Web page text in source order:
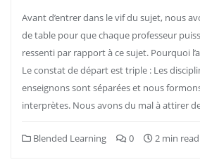
Avant d’entrer dans le vif du sujet, nous
de table pour que chaque professeur
ressenti par rapport à ce sujet. Pourquoi
Le constat de départ est triple : Les
enseignons sont séparées et nous
interprètes. Nous avons du mal à attirer
Blended Learning 0 2 min read